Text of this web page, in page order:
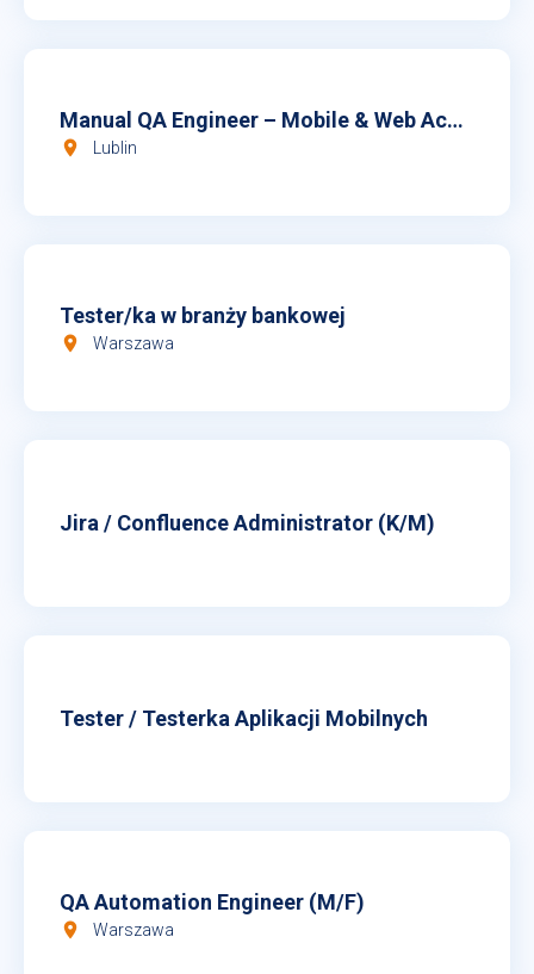
Manual QA Engineer – Mobile & Web Accessibility
room Lublin
Tester/ka w branży bankowej
room Warszawa
Jira / Confluence Administrator (K/M)
Tester / Testerka Aplikacji Mobilnych
QA Automation Engineer (M/F)
room Warszawa